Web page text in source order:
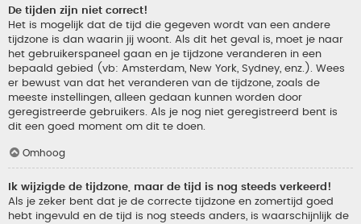
De tijden zijn niet correct!
Het is mogelijk dat de tijd die gegeven wordt van een andere
tijdzone is dan waarin jij woont. Als dit het geval is, moet je naar
het gebruikerspaneel gaan en je tijdzone veranderen in een
bepaald gebied (vb: Amsterdam, New York, Sydney, enz.). Wees
er bewust van dat het veranderen van de tijdzone, zoals de
meeste instellingen, alleen gedaan kunnen worden door
geregistreerde gebruikers. Als je nog niet geregistreerd bent is
dit een goed moment om dit te doen.
Omhoog
Ik wijzigde de tijdzone, maar de tijd is nog steeds verkeerd!
Als je zeker bent dat je de correcte tijdzone en zomertijd goed
hebt ingevuld en de tijd is nog steeds anders, is waarschijnlijk de